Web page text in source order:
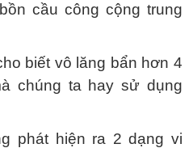
cầu công cộng trung
biết vô lăng bẩn hơn 4
chúng ta hay sử dụng
phát hiện ra 2 dạng vi